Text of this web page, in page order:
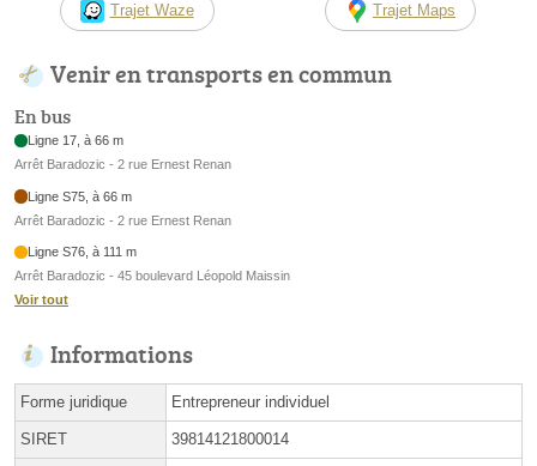
Trajet Waze Trajet Maps
Venir en transports en commun
En bus
Ligne 17, à 66 m
Arrêt Baradozic - 2 rue Ernest Renan
Ligne S75, à 66 m
Arrêt Baradozic - 2 rue Ernest Renan
Ligne S76, à 111 m
Arrêt Baradozic - 45 boulevard Léopold Maissin
Voir tout
Informations
Forme juridique Entrepreneur individuel
SIRET 39814121800014